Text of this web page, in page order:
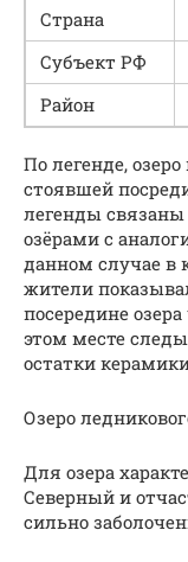
Страна
Субъект РФ
Район
По легенде,
стоявшей
легенды
озёрами с
данном случае в
жители
посередине
этом месте
остатки
Озеро
Для озера
Северный и
сильно